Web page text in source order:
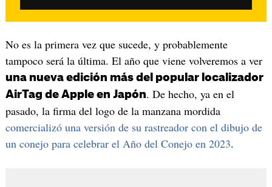
No es la primera vez que sucede, y probablemente
tampoco será la última. El año que viene volveremos a ver
una nueva edición más del popular localizador
AirTag de Apple en Japón. De hecho, ya en el
pasado, la firma del logo de la manzana mordida
comercializó una versión de su rastreador con el dibujo de
un conejo para celebrar el Año del Conejo en 2023.